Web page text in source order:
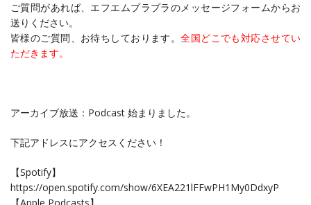
ご質問があれば、エフエムプラプラのメッセージフォームからお
送りください。
皆様のご質問、お待ちしております。全国どこでも対応させてい
ただきます。
アーカイブ放送：Podcast 始まりました。
下記アドレスにアクセスください！
【Spotify】
https://open.spotify.com/show/6XEA221lFFwPH1My0DdxyP